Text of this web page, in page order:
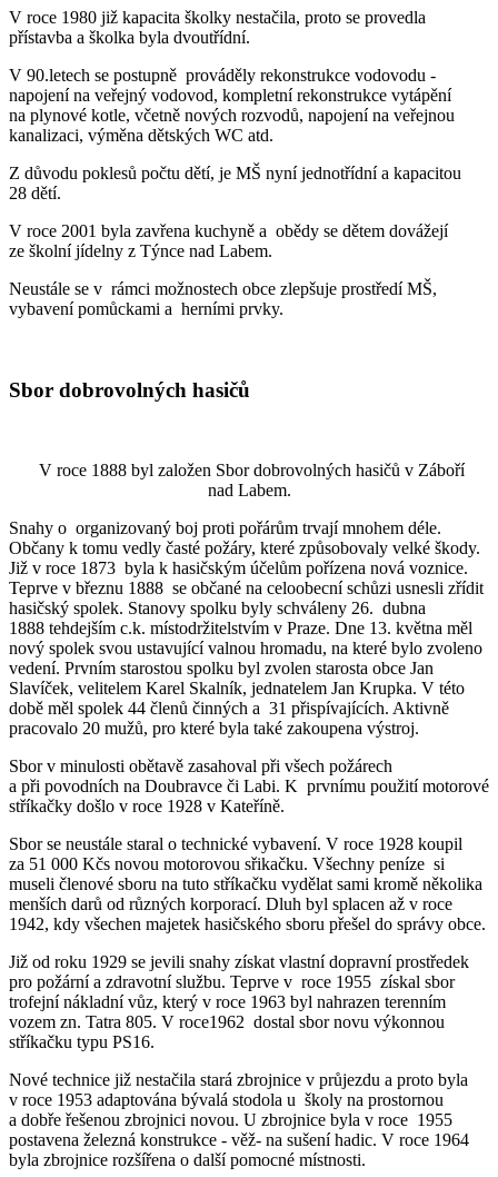
V roce 1980 již kapacita školky nestačila, proto se provedla
přístavba a školka byla dvoutřídní.
V 90.letech se postupně prováděly rekonstrukce vodovodu -
napojení na veřejný vodovod, kompletní rekonstrukce vytápění
na plynové kotle, včetně nových rozvodů, napojení na veřejnou
kanalizaci, výměna dětských WC atd.
Z důvodu poklesů počtu dětí, je MŠ nyní jednotřídní a kapacitou
28 dětí.
V roce 2001 byla zavřena kuchyně a obědy se dětem dovážejí
ze školní jídelny z Týnce nad Labem.
Neustále se v rámci možnostech obce zlepšuje prostředí MŠ,
vybavení pomůckami a herními prvky.
Sbor dobrovolných hasičů
V roce 1888 byl založen Sbor dobrovolných hasičů v Záboří
nad Labem.
Snahy o organizovaný boj proti pořárům trvají mnohem déle.
Občany k tomu vedly časté požáry, které způsobovaly velké škody.
Již v roce 1873 byla k hasičským účelům pořízena nová voznice.
Teprve v březnu 1888 se občané na celoobecní schůzi usnesli zřídit
hasičský spolek. Stanovy spolku byly schváleny 26. dubna
1888 tehdejším c.k. místodržitelstvím v Praze. Dne 13. května měl
nový spolek svou ustavující valnou hromadu, na které bylo zvoleno
vedení. Prvním starostou spolku byl zvolen starosta obce Jan
Slavíček, velitelem Karel Skalník, jednatelem Jan Krupka. V této
době měl spolek 44 členů činných a 31 přispívajících. Aktivně
pracovalo 20 mužů, pro které byla také zakoupena výstroj.
Sbor v minulosti obětavě zasahoval při všech požárech
a při povodních na Doubravce či Labi. K prvnímu použití motorové
stříkačky došlo v roce 1928 v Kateříně.
Sbor se neustále staral o technické vybavení. V roce 1928 koupil
za 51 000 Kčs novou motorovou sřikačku. Všechny peníze si
museli členové sboru na tuto stříkačku vydělat sami kromě několika
menších darů od různých korporací. Dluh byl splacen až v roce
1942, kdy všechen majetek hasičského sboru přešel do správy obce.
Již od roku 1929 se jevili snahy získat vlastní dopravní prostředek
pro požární a zdravotní službu. Teprve v roce 1955 získal sbor
trofejní nákladní vůz, který v roce 1963 byl nahrazen terenním
vozem zn. Tatra 805. V roce1962 dostal sbor novu výkonnou
stříkačku typu PS16.
Nové technice již nestačila stará zbrojnice v průjezdu a proto byla
v roce 1953 adaptována bývalá stodola u školy na prostornou
a dobře řešenou zbrojnici novou. U zbrojnice byla v roce 1955
postavena železná konstrukce - věž- na sušení hadic. V roce 1964
byla zbrojnice rozšířena o další pomocné místnosti.